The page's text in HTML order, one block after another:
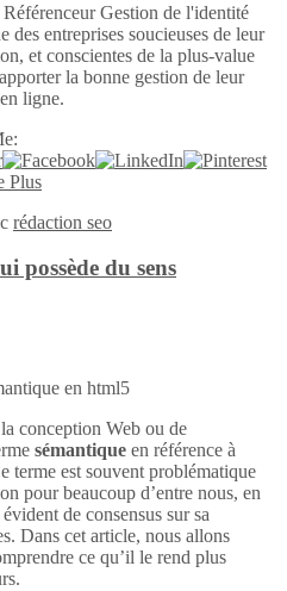
Gestion de l'identité
des entreprises soucieuses de leur
et conscientes de la plus-value
la bonne gestion de leur
ligne.
rédaction seo
possède du sens
conception Web ou de
sémantique en référence à
terme est souvent problématique
pour beaucoup d’entre nous, en
de consensus sur sa
Dans cet article, nous allons
ce qu’il le rend plus